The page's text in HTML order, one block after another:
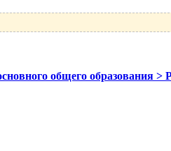
общего образования >